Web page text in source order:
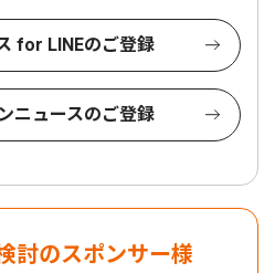
for LINEのご登録
ニュースのご登録
討のスポンサー様